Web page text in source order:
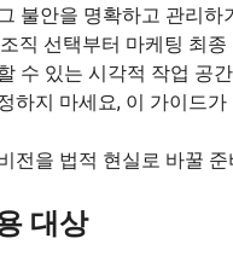
불안을 명확하고 관리
직 선택부터 마케팅 최
수 있는 시각적 작업 공
하지 마세요, 이 가이드
전을 법적 현실로 바꿀
대상